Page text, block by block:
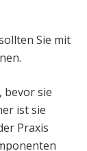
Sie mit
bevor sie
ist sie
Praxis